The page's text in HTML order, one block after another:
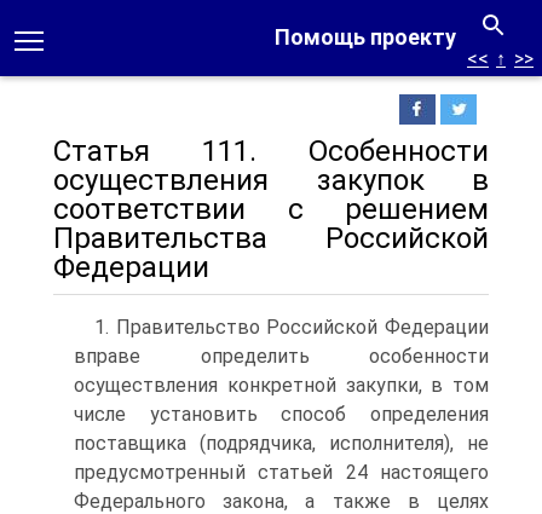
Помощь проекту
<< ↑ >>
Статья 111. Особенности
осуществления закупок в
соответствии с решением
Правительства Российской
Федерации
1. Правительство Российской Федерации
вправе определить особенности
осуществления конкретной закупки, в том
числе установить способ определения
поставщика (подрядчика, исполнителя), не
предусмотренный статьей 24 настоящего
Федерального закона, а также в целях